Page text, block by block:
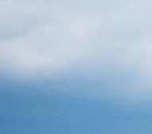
Перейти к основному содержанию